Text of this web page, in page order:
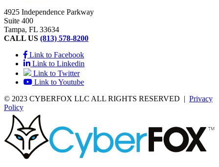
4925 Independence Parkway
Suite 400
Tampa, FL 33634
CALL US (813) 578-8200
Link to Facebook
Link to Linkedin
Link to Twitter
Link to Youtube
© 2023 CYBERFOX LLC ALL RIGHTS RESERVED | Privacy
Policy